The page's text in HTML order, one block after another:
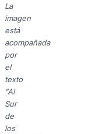
La
imagen
está
acompañada
por
el
texto
"Al
Sur
de
los